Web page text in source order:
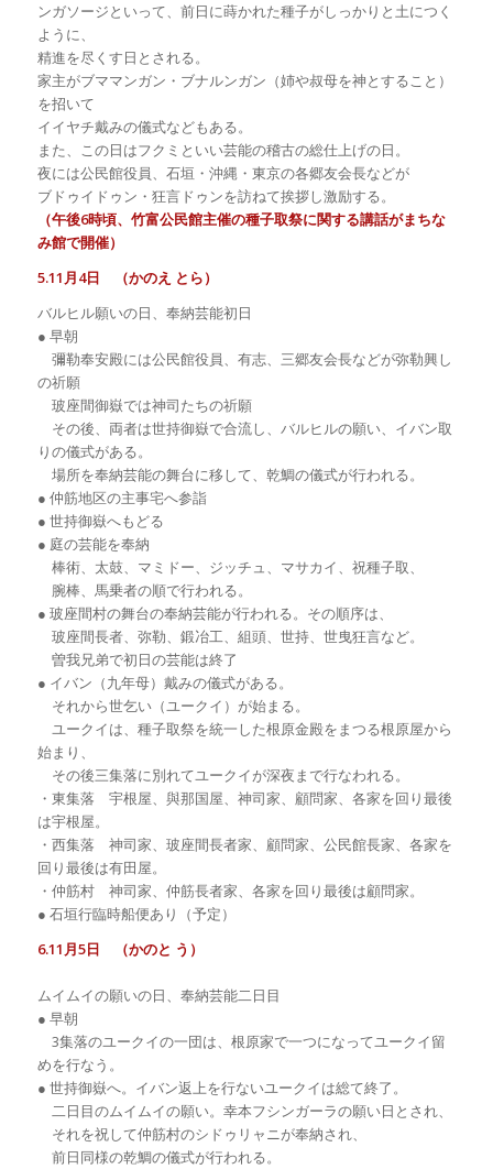
ンガソージといって、前日に蒔かれた種子がしっかりと土につく
ように、
精進を尽くす日とされる。
家主がブママンガン・ブナルンガン（姉や叔母を神とすること）
を招いて
イイヤチ戴みの儀式などもある。
また、この日はフクミといい芸能の稽古の総仕上げの日。
夜には公民館役員、石垣・沖縄・東京の各郷友会長などが
ブドゥイドゥン・狂言ドゥンを訪ねて挨拶し激励する。
（午後6時頃、竹富公民館主催の種子取祭に関する講話がまちな
み館で開催）
5.11月4日 （かのえ とら）
バルヒル願いの日、奉納芸能初日
● 早朝
彌勒奉安殿には公民館役員、有志、三郷友会長などが弥勒興し
の祈願
玻座間御嶽では神司たちの祈願
その後、両者は世持御嶽で合流し、バルヒルの願い、イバン取
りの儀式がある。
場所を奉納芸能の舞台に移して、乾鯛の儀式が行われる。
● 仲筋地区の主事宅へ参詣
● 世持御嶽へもどる
● 庭の芸能を奉納
棒術、太鼓、マミドー、ジッチュ、マサカイ、祝種子取、
腕棒、馬乗者の順で行われる。
● 玻座間村の舞台の奉納芸能が行われる。その順序は、
玻座間長者、弥勒、鍛冶工、組頭、世持、世曳狂言など。
曽我兄弟で初日の芸能は終了
● イバン（九年母）戴みの儀式がある。
それから世乞い（ユークイ）が始まる。
ユークイは、種子取祭を統一した根原金殿をまつる根原屋から
始まり、
その後三集落に別れてユークイが深夜まで行なわれる。
・東集落 宇根屋、與那国屋、神司家、顧問家、各家を回り最後
は宇根屋。
・西集落 神司家、玻座間長者家、顧問家、公民館長家、各家を
回り最後は有田屋。
・仲筋村 神司家、仲筋長者家、各家を回り最後は顧問家。
● 石垣行臨時船便あり（予定）
6.11月5日 （かのと う）
ムイムイの願いの日、奉納芸能二日目
● 早朝
3集落のユークイの一団は、根原家で一つになってユークイ留
めを行なう。
● 世持御嶽へ。イバン返上を行ないユークイは総て終了。
二日目のムイムイの願い。幸本フシンガーラの願い日とされ、
それを祝して仲筋村のシドゥリャニが奉納され、
前日同様の乾鯛の儀式が行われる。